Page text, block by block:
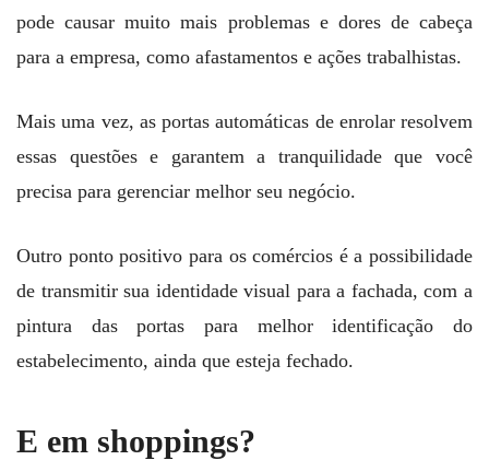
pode causar muito mais problemas e dores de cabeça
para a empresa, como afastamentos e ações trabalhistas.
Mais uma vez, as portas automáticas de enrolar resolvem
essas questões e garantem a tranquilidade que você
precisa para gerenciar melhor seu negócio.
Outro ponto positivo para os comércios é a possibilidade
de transmitir sua identidade visual para a fachada, com a
pintura das portas para melhor identificação do
estabelecimento, ainda que esteja fechado.
E em shoppings?